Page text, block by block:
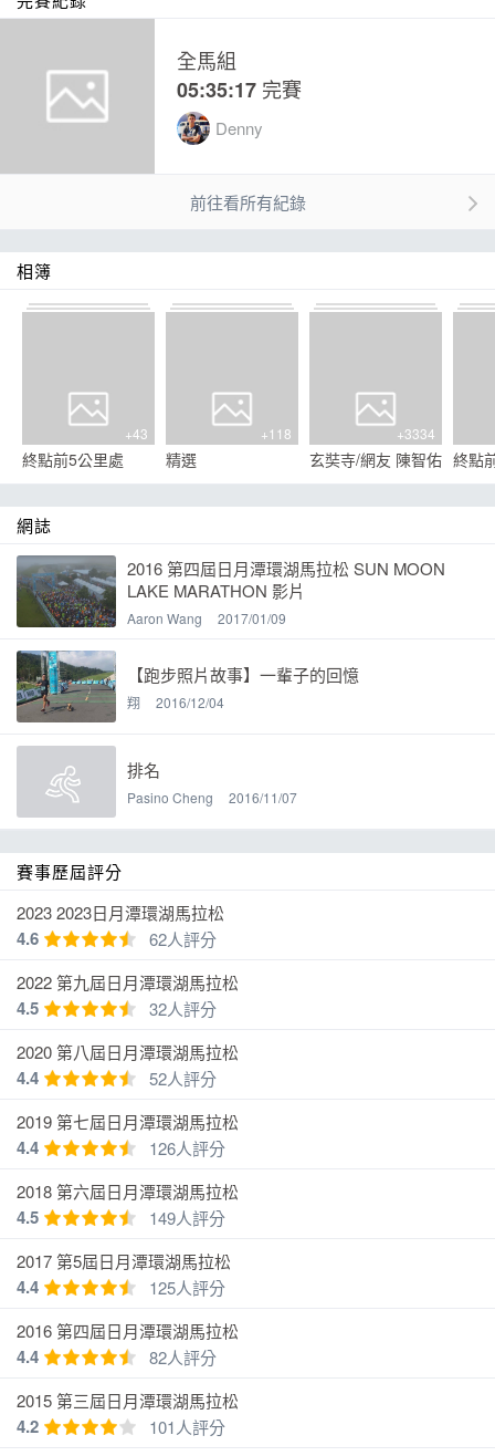
全馬組
05:35:17 完賽
Denny
前往看所有紀錄
相簿
+43
終點前5公里處
+118
精選
+3334
玄奘寺/網友 陳智佑 終點
網誌
2016 第四屆日月潭環湖馬拉松 SUN MOON
LAKE MARATHON 影片
Aaron Wang 2017/01/09
【跑步照片故事】一輩子的回憶
翔 2016/12/04
排名
Pasino Cheng 2016/11/07
賽事歷屆評分
2023 2023日月潭環湖馬拉松
4.6
62人評分
2022 第九屆日月潭環湖馬拉松
4.5
32人評分
2020 第八屆日月潭環湖馬拉松
4.4
52人評分
2019 第七屆日月潭環湖馬拉松
4.4
126人評分
2018 第六屆日月潭環湖馬拉松
4.5
149人評分
2017 第5屆日月潭環湖馬拉松
4.4
125人評分
2016 第四屆日月潭環湖馬拉松
4.4
82人評分
2015 第三屆日月潭環湖馬拉松
4.2 101人評分